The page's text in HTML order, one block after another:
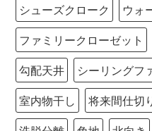
シューズクローク
ウォ
ファミリークローゼット
勾配天井
シーリングフ
室内物干し
将来間仕切